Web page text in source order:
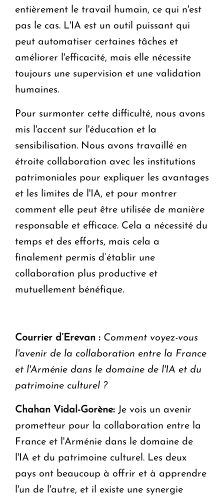
entièrement le travail humain, ce qui n'est
pas le cas. L'IA est un outil puissant qui
peut automatiser certaines tâches et
améliorer l'efficacité, mais elle nécessite
toujours une supervision et une validation
humaines.
Pour surmonter cette difficulté, nous avons
mis l'accent sur l'éducation et la
sensibilisation. Nous avons travaillé en
étroite collaboration avec les institutions
patrimoniales pour expliquer les avantages
et les limites de l'IA, et pour montrer
comment elle peut être utilisée de manière
responsable et efficace. Cela a nécessité du
temps et des efforts, mais cela a
finalement permis d’établir une
collaboration plus productive et
mutuellement bénéfique.
Courrier d’Erevan : Comment voyez-vous
l'avenir de la collaboration entre la France
et l'Arménie dans le domaine de l'IA et du
patrimoine culturel ?
Chahan Vidal-Gorène: Je vois un avenir
prometteur pour la collaboration entre la
France et l'Arménie dans le domaine de
l'IA et du patrimoine culturel. Les deux
pays ont beaucoup à offrir et à apprendre
l'un de l'autre, et il existe une synergie